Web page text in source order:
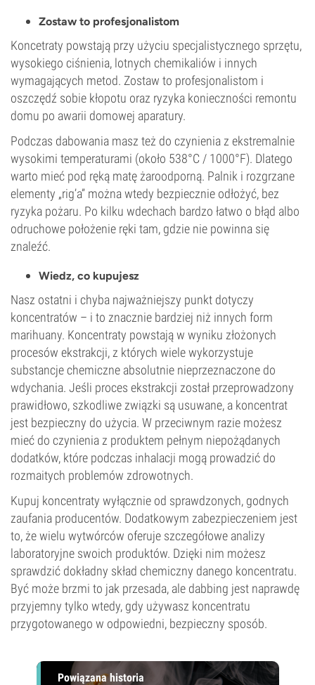
Zostaw to profesjonalistom
Koncetraty powstają przy użyciu specjalistycznego sprzętu,
wysokiego ciśnienia, lotnych chemikaliów i innych
wymagających metod. Zostaw to profesjonalistom i
oszczędź sobie kłopotu oraz ryzyka konieczności remontu
domu po awarii domowej aparatury.
Podczas dabowania masz też do czynienia z ekstremalnie
wysokimi temperaturami (około 538°C / 1000°F). Dlatego
warto mieć pod ręką matę żaroodporną. Palnik i rozgrzane
elementy „rig’a” można wtedy bezpiecznie odłożyć, bez
ryzyka pożaru. Po kilku wdechach bardzo łatwo o błąd albo
odruchowe położenie ręki tam, gdzie nie powinna się
znaleźć.
Wiedz, co kupujesz
Nasz ostatni i chyba najważniejszy punkt dotyczy
koncentratów – i to znacznie bardziej niż innych form
marihuany. Koncentraty powstają w wyniku złożonych
procesów ekstrakcji, z których wiele wykorzystuje
substancje chemiczne absolutnie nieprzeznaczone do
wdychania. Jeśli proces ekstrakcji został przeprowadzony
prawidłowo, szkodliwe związki są usuwane, a koncentrat
jest bezpieczny do użycia. W przeciwnym razie możesz
mieć do czynienia z produktem pełnym niepożądanych
dodatków, które podczas inhalacji mogą prowadzić do
rozmaitych problemów zdrowotnych.
Kupuj koncentraty wyłącznie od sprawdzonych, godnych
zaufania producentów. Dodatkowym zabezpieczeniem jest
to, że wielu wytwórców oferuje szczegółowe analizy
laboratoryjne swoich produktów. Dzięki nim możesz
sprawdzić dokładny skład chemiczny danego koncentratu.
Być może brzmi to jak przesada, ale dabbing jest naprawdę
przyjemny tylko wtedy, gdy używasz koncentratu
przygotowanego w odpowiedni, bezpieczny sposób.
Powiązana historia